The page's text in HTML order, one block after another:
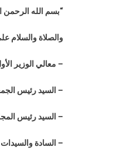
“بسم الله الرحمن
والصلاة والسلام
– معالي الوزير
– السيد رئيس
– السيد رئيس
– السادة والسيدات